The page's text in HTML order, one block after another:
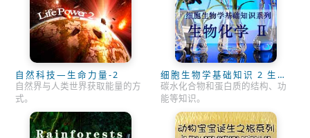
自然科技—生命力量-2
自然界与人类世界获取能量的方
式。
细胞生物学基础知识 2 生物
化学 II
碳水化合物和蛋白质的结构、功
能等知识。